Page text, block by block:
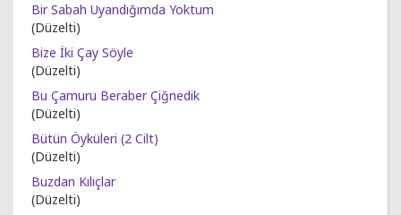
Bir Sabah Uyandığımda Yoktum
(Düzelti)
Bize İki Çay Söyle
(Düzelti)
Bu Çamuru Beraber Çiğnedik
(Düzelti)
Bütün Öyküleri (2 Cilt)
(Düzelti)
Buzdan Kılıçlar
(Düzelti)